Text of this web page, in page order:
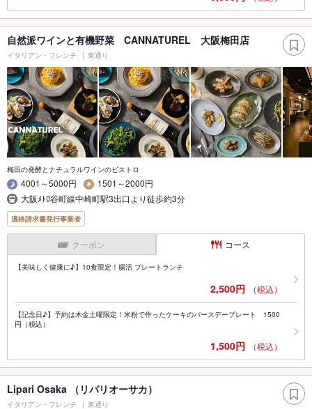
自然派ワインと有機野菜 CANNATUREL 大阪梅田店
イタリアン・フレンチ 東通り
梅田の発酵とナチュラルワインのビストロ
4001～5000円
1501～2000円
大阪ﾒﾄﾛ谷町線中崎町駅3出口より徒歩約3分
適格請求書発行事業者
クーポン コース
【美味しく健康に♪】10食限定！腸活 プレートランチ
2,500円 （税込）
【記念日♪】予約は木金土曜限定！米粉で作ったケーキのバースデープレート 1500
円（税込）
1,500円 （税込）
Lipari Osaka （リパリオーサカ）
イタリアン・フレンチ 東通り